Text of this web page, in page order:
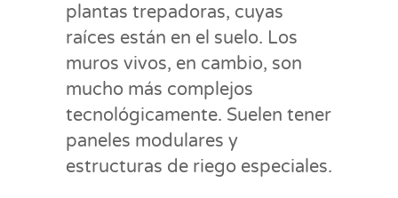
plantas trepadoras, cuyas
raíces están en el suelo. Los
muros vivos, en cambio, son
mucho más complejos
tecnológicamente. Suelen tener
paneles modulares y
estructuras de riego especiales.